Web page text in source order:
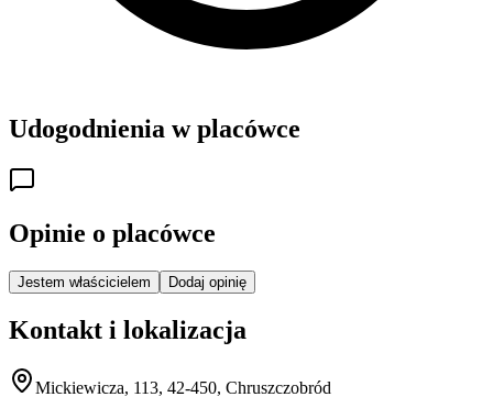
Udogodnienia w placówce
Opinie o placówce
Jestem właścicielem Dodaj opinię
Kontakt i lokalizacja
Mickiewicza, 113, 42-450, Chruszczobród